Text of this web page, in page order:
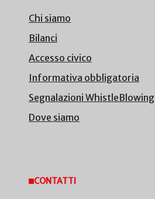
Chi siamo
Bilanci
Accesso civico
Informativa obbligatoria
Segnalazioni WhistleBlowing
Dove siamo
CONTATTI